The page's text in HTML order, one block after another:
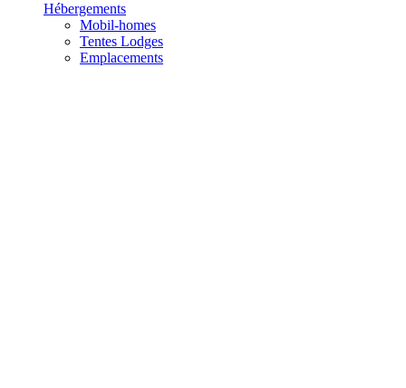
Hébergements
Mobil-homes
Tentes Lodges
Emplacements